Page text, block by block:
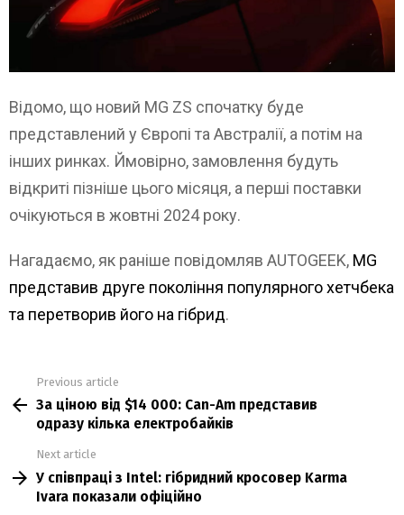
Відомо, що новий MG ZS спочатку буде
представлений у Європі та Австралії, а потім на
інших ринках. Ймовірно, замовлення будуть
відкриті пізніше цього місяця, а перші поставки
очікуються в жовтні 2024 року.
Нагадаємо, як раніше повідомляв AUTOGEEK, MG
представив друге покоління популярного хетчбека
та перетворив його на гібрид.
more
Previous article
За ціною від $14 000: Can-Am представив
одразу кілька електробайків
Next article
У співпраці з Intel: гібридний кросовер Karma
Ivara показали офіційно